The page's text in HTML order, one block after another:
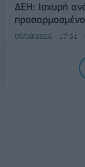
ΔΕΗ: Ισχυρή
05/08/2026 - 17:51